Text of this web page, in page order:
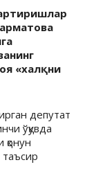
«халқни
депутат
ўқувда
қонун
таъсир